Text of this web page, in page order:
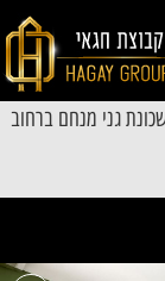
גני מנחם ברחוב